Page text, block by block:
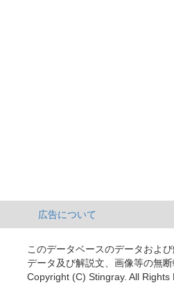
広告について
このデータベースのデータおよ
データ及び解説文、画像等の無断
Copyright (C) Stingray. All Rights